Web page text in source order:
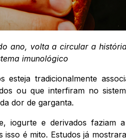
ano, volta a circular a
imunológico
esteja tradicionalmente
ou que interfiram no
dor de garganta.
iogurte e derivados faziam
é mito. Estudos já